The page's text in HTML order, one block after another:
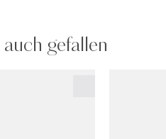
gefallen